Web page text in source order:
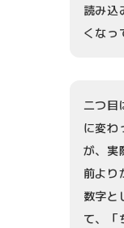
読み込
くなっ
二つ目
に変わ
が、実
前より
数字と
て、「